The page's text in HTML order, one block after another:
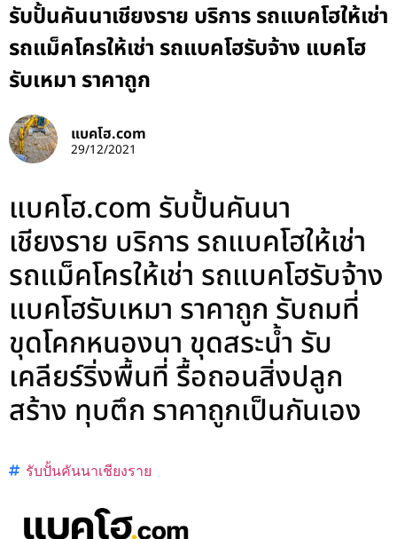
รับปั้นคันนาเชียงราย บริการ รถแบคโฮให้เช่า
รถแม็คโครให้เช่า รถแบคโฮรับจ้าง แบคโฮ
รับเหมา ราคาถูก
แบคโฮ.com
29/12/2021
แบคโฮ.com รับปั้นคันนา
เชียงราย บริการ รถแบคโฮให้เช่า
รถแม็คโครให้เช่า รถแบคโฮรับจ้าง
แบคโฮรับเหมา ราคาถูก รับถมที่
ขุดโคกหนองนา ขุดสระน้ำ รับ
เคลียร์ริ่งพื้นที่ รื้อถอนสิ่งปลูก
สร้าง ทุบตึก ราคาถูกเป็นกันเอง
รับปั้นคันนาเชียงราย